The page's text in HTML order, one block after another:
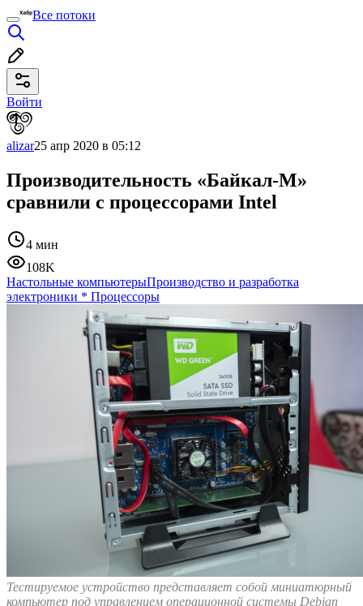
Все потоки
Войти
alizar25 апр 2020 в 05:12
Производительность «Байкал-М»
сравнили с процессорами Intel
4 мин
108K
Настольные компьютерыПроизводство и разработка
электроники * Процессоры
Тестируемое устройство представляет собой миниатюрный
компьютер под управлением операционной системы Debian